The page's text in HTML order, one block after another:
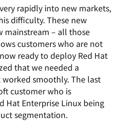
rapidly into new markets,
difficulty. These new
mainstream – all those
customers who are not
ready to deploy Red Hat
that we needed a
smoothly. The last
customer who is
Hat Enterprise Linux being
segmentation.